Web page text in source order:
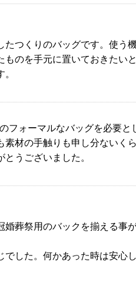
たつくりのバッグです。使う
ものを手元に置いておきたい
ォーマルなバッグを必要と
素材の手触りも申し分ないく
うございました。
婚葬祭用のバックを揃える事
した。何かあった時は安心